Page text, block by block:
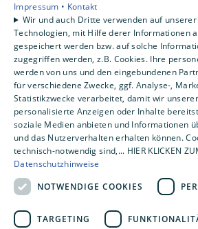
Standorte
Emlichheim
Impressum • Kontakt
Wir und auch Dritte verwenden auf unserer
Technologien, mit Hilfe derer Informationen
gespeichert werden bzw. auf solche
zugegriffen werden, z.B. Cookies. Ihre
werden von uns und den eingebundenen
für verschiedene Zwecke, ggf. Analyse-,
Statistikzwecke verarbeitet, damit wir
personalisierte Anzeigen oder Inhalte
soziale Medien anbieten und Informationen
und das Nutzerverhalten erhalten können.
technisch-notwendig sind,... HIER KLICKEN
Datenschutzhinweise
NOTWENDIGE COOKIES
TARGETING